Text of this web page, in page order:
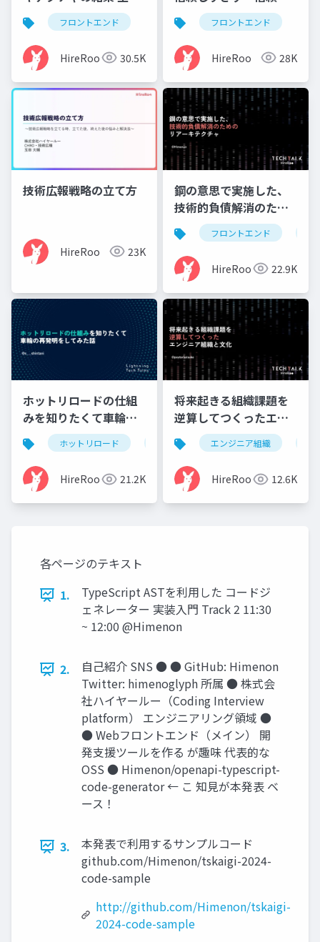
たワークフローの変化
フロントエンド
HireRoo 30.5K
界線」を設置した話
フロントエンド
HireRoo 28K
技術広報戦略の立て方
HireRoo 23K
鋼の意思で実施した、
技術的負債解消のため
のリアーキテクチャ
フロントエンド
HireRoo 22.9K
ホットリロードの仕組
みを知りたくて車輪の
再発明をしてみた話
ホットリロード 車輪の再発明 go fsnotify
HireRoo 21.2K
将来起きる組織課題を
逆算してつくったエン
ジニア組織と文化
エンジニア組織
HireRoo 12.6K
各ページのテキスト
1.
TypeScript ASTを利用した コードジ
ェネレーター 実装入門 Track 2 11:30
~ 12:00 @Himenon
2.
自己紹介 SNS ● ● GitHub: Himenon
Twitter: himenoglyph 所属 ● 株式会
社ハイヤールー（Coding Interview
platform） エンジニアリング領域 ●
● Webフロントエンド（メイン） 開
発支援ツールを作る が趣味 代表的な
OSS ● Himenon/openapi-typescript-
code-generator ← こ 知見が本発表 ベ
ース！
3.
本発表で利用するサンプルコード
github.com/Himenon/tskaigi-2024-
code-sample
http://github.com/Himenon/tskaigi-
2024-code-sample